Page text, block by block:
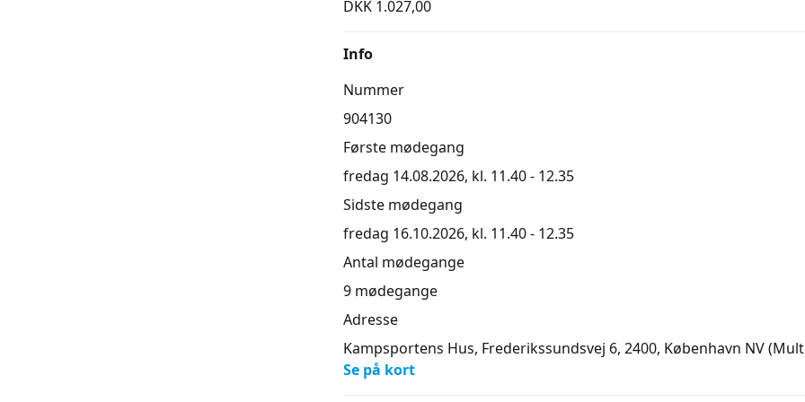
DKK 1.027,00
Info
Nummer
904130
Første mødegang
fredag 14.08.2026, kl. 11.40 - 12.35
Sidste mødegang
fredag 16.10.2026, kl. 11.40 - 12.35
Antal mødegange
9 mødegange
Adresse
Kampsportens Hus, Frederikssundsvej 6, 2400, København NV
Se på kort